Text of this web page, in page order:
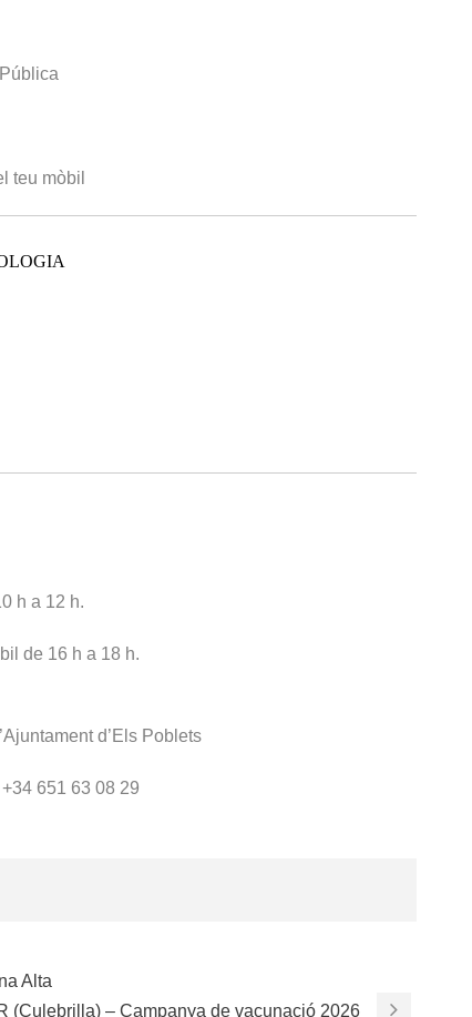
teu mòbil
h a 12 h.
de 16 h a 18 h.
d’Els Poblets
651 63 08 29
Alta
(Culebrilla) – Campanya de vacunació 2026